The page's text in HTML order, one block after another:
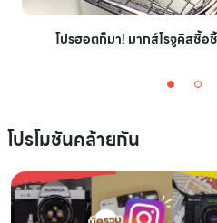
โปรฮอตก็มา! มากส์โรจูคิสซื้อ
โปรโมชันคล้ายกัน